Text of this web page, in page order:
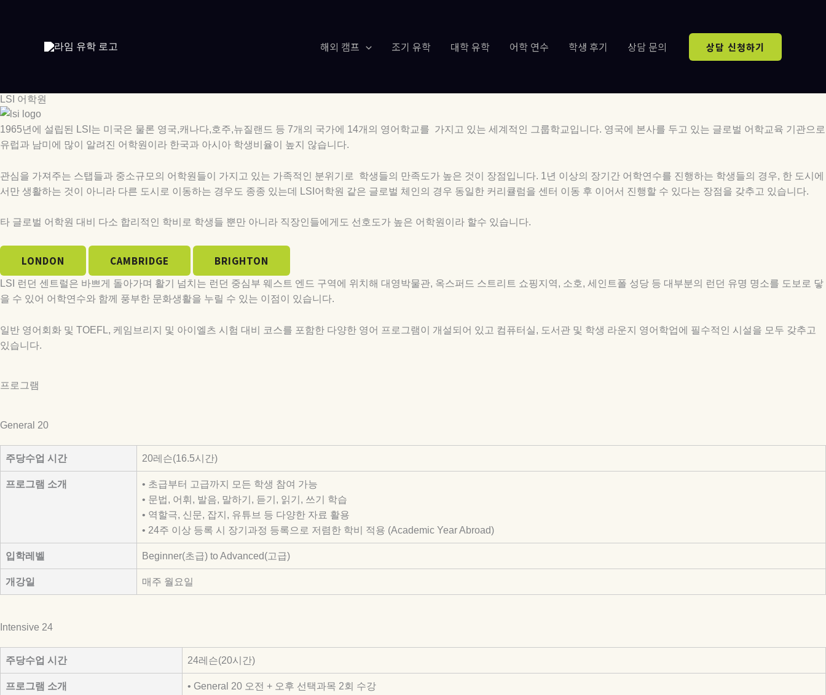
뛰
기
해외 캠프 조기 유학 대학 유학 어학 연수 학생 후기 상담 문의 상담 신청하기
LSI 어학원
1965년에 설립된 LSI는 미국은 물론 영국,캐나다,호주,뉴질랜드 등 7개의 국가에 14개의 영어학교를 가지고 있는 세계적인 그룹학교입니다. 영국에 본사를 두고 있는 글로벌 어학교육 기관으로
유럽과 남미에 많이 알려진 어학원이라 한국과 아시아 학생비율이 높지 않습니다.
관심을 가져주는 스탭들과 중소규모의 어학원들이 가지고 있는 가족적인 분위기로 학생들의 만족도가 높은 것이 장점입니다. 1년 이상의 장기간 어학연수를 진행하는 학생들의 경우, 한 도시에
서만 생활하는 것이 아니라 다른 도시로 이동하는 경우도 종종 있는데 LSI어학원 같은 글로벌 체인의 경우 동일한 커리큘럼을 센터 이동 후 이어서 진행할 수 있다는 장점을 갖추고 있습니다.
타 글로벌 어학원 대비 다소 합리적인 학비로 학생들 뿐만 아니라 직장인들에게도 선호도가 높은 어학원이라 할수 있습니다.
LONDON CAMBRIDGE BRIGHTON
LSI 런던 센트럴은 바쁘게 돌아가며 활기 넘치는 런던 중심부 웨스트 엔드 구역에 위치해 대영박물관, 옥스퍼드 스트리트 쇼핑지역, 소호, 세인트폴 성당 등 대부분의 런던 유명 명소를 도보로 닿
을 수 있어 어학연수와 함께 풍부한 문화생활을 누릴 수 있는 이점이 있습니다.
일반 영어회화 및 TOEFL, 케임브리지 및 아이엘츠 시험 대비 코스를 포함한 다양한 영어 프로그램이 개설되어 있고 컴퓨터실, 도서관 및 학생 라운지 영어학업에 필수적인 시설을 모두 갖추고
있습니다.
프로그램
General 20
주당수업 시간 20레슨(16.5시간)
프로그램 소개
• 초급부터 고급까지 모든 학생 참여 가능
• 문법, 어휘, 발음, 말하기, 듣기, 읽기, 쓰기 학습
• 역할극, 신문, 잡지, 유튜브 등 다양한 자료 활용
• 24주 이상 등록 시 장기과정 등록으로 저렴한 학비 적용 (Academic Year Abroad)
입학레벨 Beginner(초급) to Advanced(고급)
개강일 매주 월요일
Intensive 24
주당수업 시간 24레슨(20시간)
프로그램 소개
• General 20 오전 + 오후 선택과목 2회 수강